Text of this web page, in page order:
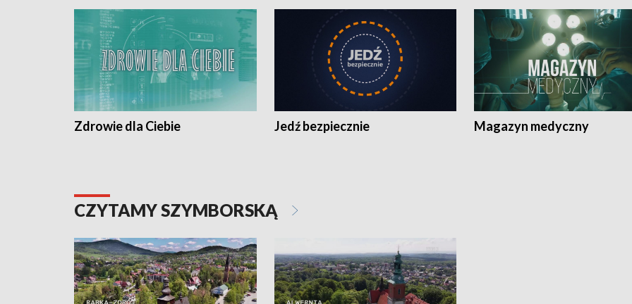
Zdrowie dla Ciebie Jedź bezpiecznie Magazyn medyczny
CZYTAMY SZYMBORSKĄ